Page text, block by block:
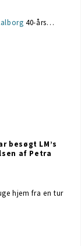
40-års…
besøgt LM’s
af Petra
hjem fra en tur